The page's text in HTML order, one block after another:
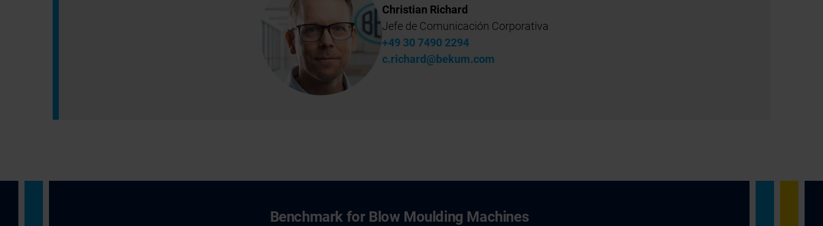
Christian Richard
Jefe de Comunicación Corporativa
+49 30 7490 2294
c.richard@bekum.com
Benchmark for Blow Moulding Machines